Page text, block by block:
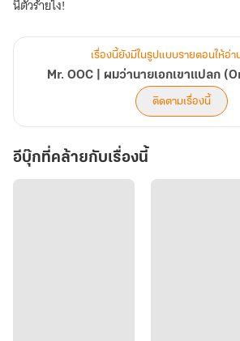
นี่ตัวร้ายไง!
เรื่องนี้ยังมีในรูปแบบรายตอนให้อ่า
Mr. OOC | ผมว่านายเอกเขาแปลก
ติดตามเรื่องนี้
อีบุ๊กที่คล้ายกับเรื่องนี้